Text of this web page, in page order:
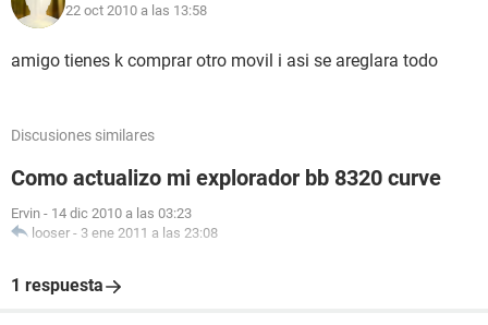
22 oct 2010 a las 13:58
amigo tienes k comprar otro movil i asi se areglara todo
Discusiones similares
Como actualizo mi explorador bb 8320 curve
Ervin - 14 dic 2010 a las 03:23
looser - 3 ene 2011 a las 23:08
1 respuesta